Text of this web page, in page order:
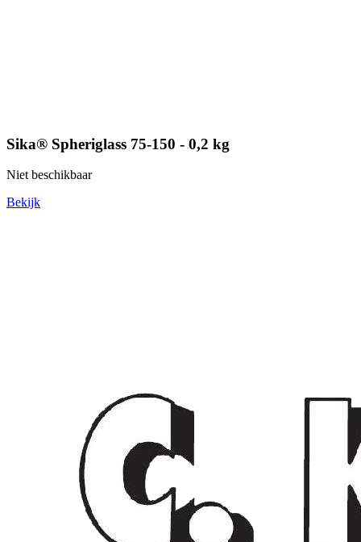
Sika® Spheriglass 75-150 - 0,2 kg
Niet beschikbaar
Bekijk